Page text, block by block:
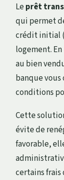
Leprêt
qui permet
crédit initial
logement.
au bien
banque
conditions
Cette
évite de
favorable,
certains frais